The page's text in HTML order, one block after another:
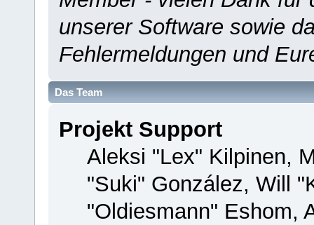
unserer Software sowie
Fehlermeldungen und
Das Team
Projekt Support
Aleksi "Lex" Kilpinen,
"Suki" González, Will
"Oldiesmann" Eshom,